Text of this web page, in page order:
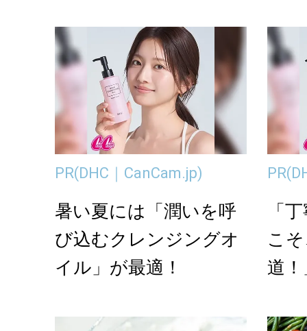
PR(DHC｜CanCam.jp)
暑い夏には「潤いを呼
び込むクレンジングオ
イル」が最適！
PR
「
こ
道！